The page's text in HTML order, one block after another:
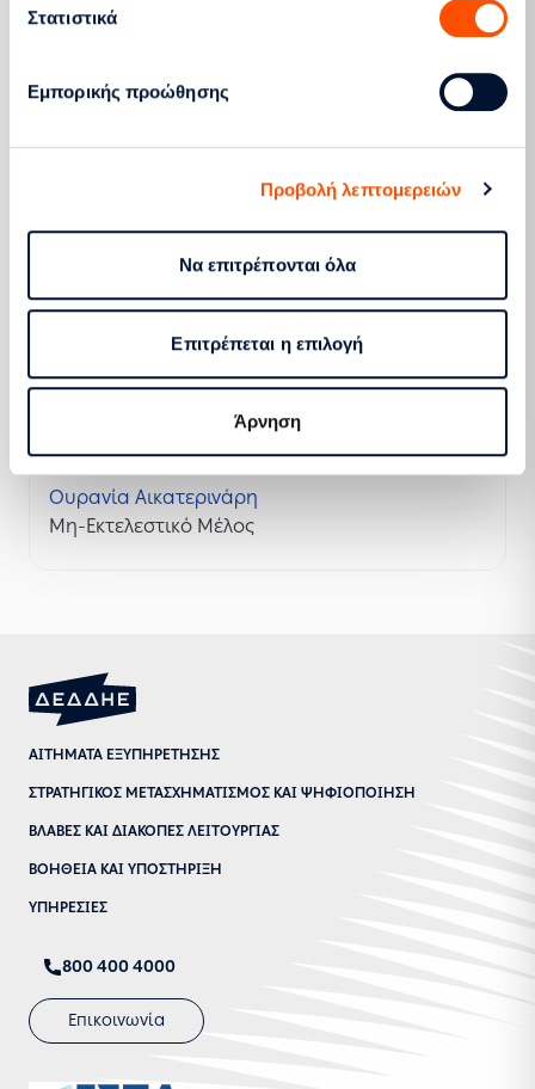
Στατιστικά
Εμπορικής προώθησης
Προβολή λεπτομερειών
Να επιτρέπονται όλα
Επιτρέπεται η επιλογή
Άρνηση
Stephane Brimont
Miguel Antoñanzas Alvear
Ουρανία Αικατερινάρη
Μη-Εκτελεστικό Μέλος
ΑΙΤΗΜΑΤΑ ΕΞΥΠΗΡΕΤΗΣΗΣ
ΣΤΡΑΤΗΓΙΚΟΣ ΜΕΤΑΣΧΗΜΑΤΙΣΜΟΣ ΚΑΙ ΨΗΦΙΟΠΟΙΗΣΗ
ΒΛΑΒΕΣ ΚΑΙ ΔΙΑΚΟΠΕΣ ΛΕΙΤΟΥΡΓΙΑΣ
ΒΟΗΘΕΙΑ ΚΑΙ ΥΠΟΣΤΗΡΙΞΗ
ΥΠΗΡΕΣΙΕΣ
800 400 4000
Επικοινωνία